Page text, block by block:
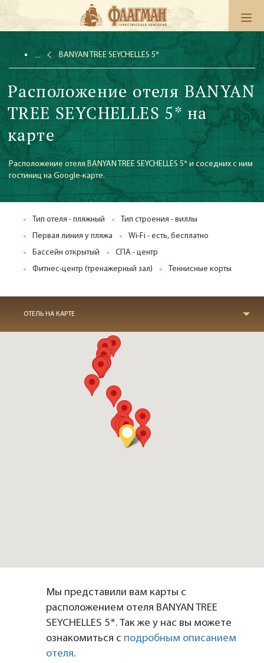
BANYAN TREE SEYCHELLES 5*
Расположение отеля BANYAN
TREE SEYCHELLES 5* на
карте
Расположение отеля BANYAN TREE SEYCHELLES 5* и соседних с ним
гостиниц на Google-карте.
Тип отеля - пляжный
Тип строения - виллы
Первая линия у пляжа
Wi-Fi - есть, бесплатно
Бассейн открытый
СПА - центр
Фитнес-центр (тренажерный зал)
Теннисные корты
ОТЕЛЬ НА КАРТЕ
Мы представили вам карты с
расположением отеля BANYAN TREE
SEYCHELLES 5*. Так же у нас вы можете
ознакомиться с подробным описанием
отеля.